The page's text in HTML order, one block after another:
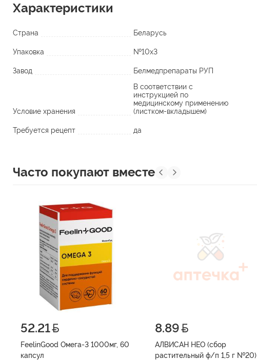
Характеристики
Страна Беларусь
Упаковка №10х3
Завод Белмедпрепараты РУП
Условие хранения
В соответствии с
инструкцией по
медицинскому применению
(листком-вкладышем)
Требуется рецепт да
Часто покупают вместе
52.21
FeelinGood Омега-3 1000мг, 60
капсул
8.89
АЛВИСАН НЕО (сбор
растительный ф/п 1,5 г №20)